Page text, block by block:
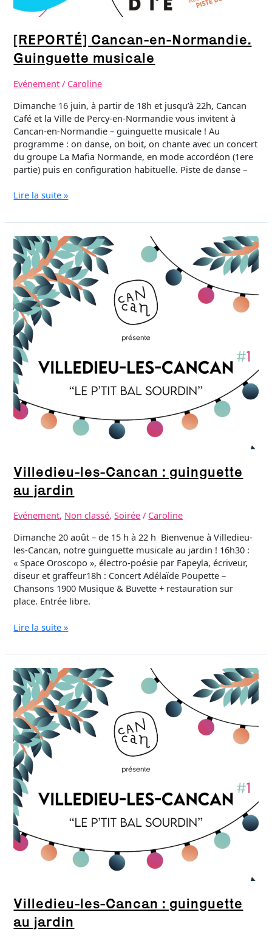
[REPORTÉ] Cancan-en-Normandie.
Guinguette musicale
Evénement / Caroline
Dimanche 16 juin, à partir de 18h et jusqu’à 22h, Cancan
Café et la Ville de Percy-en-Normandie vous invitent à
Cancan-en-Normandie – guinguette musicale ! Au
programme : on danse, on boit, on chante avec un concert
du groupe La Mafia Normande, en mode accordéon (1ere
partie) puis en configuration habituelle. Piste de danse –
Lire la suite »
Villedieu-les-Cancan : guinguette
au jardin
Evénement, Non classé,Soirée / Caroline
Dimanche 20 août – de 15 h à 22 h Bienvenue à Villedieu-
les-Cancan, notre guinguette musicale au jardin ! 16h30 :
« Space Oroscopo », électro-poésie par Fapeyla, écriveur,
diseur et graffeur18h : Concert Adélaïde Poupette –
Chansons 1900 Musique & Buvette + restauration sur
place. Entrée libre.
Villedieu-
les-
Cancan
:
guinguette
au
jardin
Lire la suite »
Villedieu-les-Cancan : guinguette
au jardin
Villedieu-
les-
Cancan
:
guinguette
au
jardin